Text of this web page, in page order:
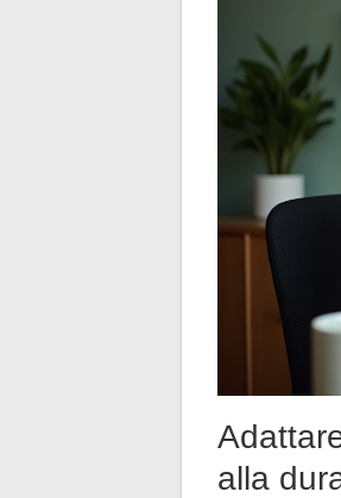
alla